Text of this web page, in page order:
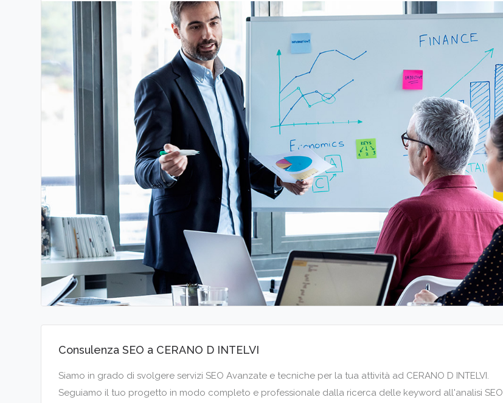
Consulenza SEO a CERANO D INTELVI
Siamo in grado di svolgere servizi SEO Avanzate e tecniche per la tua attività ad CERANO D INTELVI.
Seguiamo il tuo progetto in modo completo e professionale dalla ricerca delle keyword all'analisi SEO